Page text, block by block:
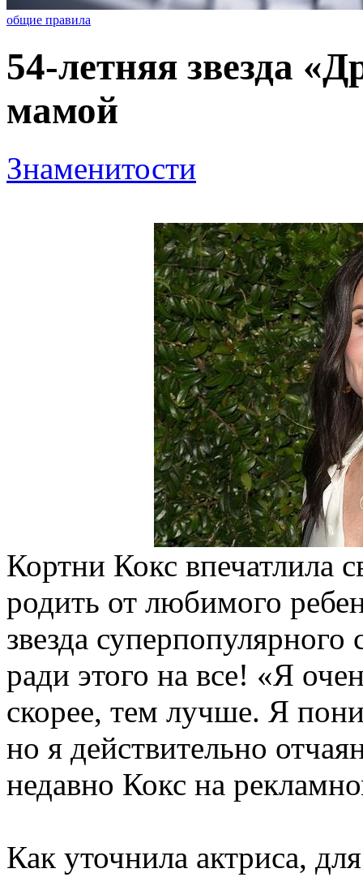
общие правила
54-летняя звезда
мамой
Знаменитости
Кортни Кокс впечатлила
родить от любимого
звезда суперпопулярного
ради этого на все! «Я
скорее, тем лучше. Я
но я действительно
недавно Кокс на
Как уточнила актриса,